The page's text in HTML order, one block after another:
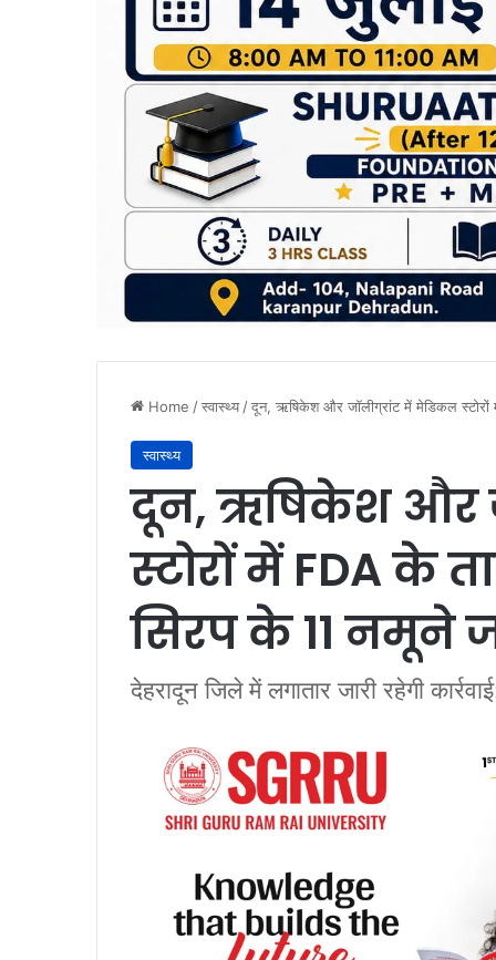
Home /स्वास्थ्य/दून, ऋषिकेश और जॉलीग्रांट में मेडिकल
स्वास्थ्य
दून, ऋषिकेश और
स्टोरों में FDA के
सिरप के 11 नमूने
देहरादून जिले में लगातार जारी रहेगी